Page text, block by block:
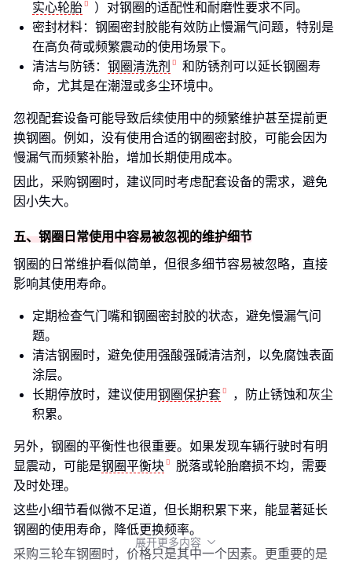
实心轮胎
）对钢圈的适配性和耐磨性要求不同。
密封材料：钢圈密封胶能有效防止慢漏气问题，特别是
在高负荷或频繁震动的使用场景下。
清洁与防锈： 钢圈清洗剂
和防锈剂可以延长钢圈寿
命，尤其是在潮湿或多尘环境中。
忽视配套设备可能导致后续使用中的频繁维护甚至提前更
换钢圈。例如，没有使用合适的钢圈密封胶，可能会因为
慢漏气而频繁补胎，增加长期使用成本。
因此，采购钢圈时，建议同时考虑配套设备的需求，避免
因小失大。
五、钢圈日常使用中容易被忽视的维护细节
钢圈的日常维护看似简单，但很多细节容易被忽略，直接
影响其使用寿命。
定期检查气门嘴和钢圈密封胶的状态，避免慢漏气问
题。
清洁钢圈时，避免使用强酸强碱清洁剂，以免腐蚀表面
涂层。
长期停放时，建议使用钢圈保护套
，防止锈蚀和灰尘
积累。
另外，钢圈的平衡性也很重要。如果发现车辆行驶时有明
显震动，可能是钢圈平衡块
脱落或轮胎磨损不均，需要
及时处理。
这些小细节看似微不足道，但长期积累下来，能显著延长
钢圈的使用寿命，降低更换频率。
采购三轮车钢圈时，价格只是其中一个因素。更重要的是
展开更多内容 